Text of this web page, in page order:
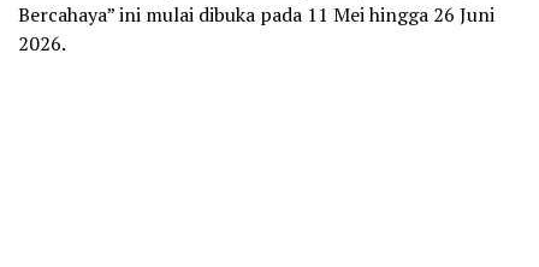
Bercahaya” ini mulai dibuka pada 11 Mei hingga 26 Juni
2026.